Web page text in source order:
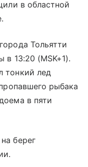
в областной
Тольятти
в 13:20 (MSK+1).
тонкий лед
рыбака
в пяти
берег